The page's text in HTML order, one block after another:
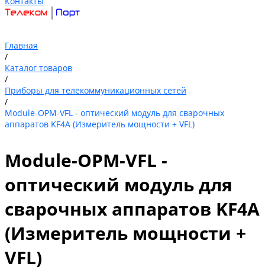
Главная
/
Каталог товаров
/
Приборы для телекоммуникационных сетей
/
Module-OPM-VFL - оптический модуль для сварочных
аппаратов KF4A (Измеритель мощности + VFL)
Module-OPM-VFL -
оптический модуль для
сварочных аппаратов KF4A
(Измеритель мощности +
VFL)